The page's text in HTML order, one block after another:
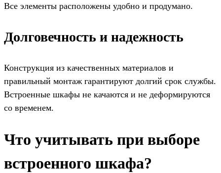
Все элементы расположены удобно и продумано.
Долговечность и надежность
Конструкция из качественных материалов и
правильный монтаж гарантируют долгий срок службы.
Встроенные шкафы не качаются и не деформируются
со временем.
Что учитывать при выборе
встроенного шкафа?